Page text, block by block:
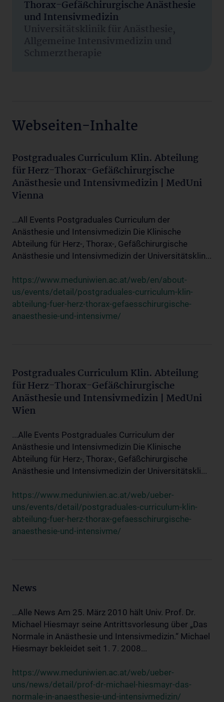
Thorax-Gefäßchirurgische Anästhesie
und Intensivmedizin
Universitätsklinik für Anästhesie,
Allgemeine Intensivmedizin und
Schmerztherapie
Webseiten-Inhalte
Postgraduales Curriculum Klin. Abteilung
für Herz-Thorax-Gefäßchirurgische
Anästhesie und Intensivmedizin | MedUni
Vienna
...All Events Postgraduales Curriculum der
Anästhesie und Intensivmedizin Die Klinische
Abteilung für Herz-, Thorax-, Gefäßchirurgische
Anästhesie und Intensivmedizin der Universitätsklin...
https://www.meduniwien.ac.at/web/en/about-
us/events/detail/postgraduales-curriculum-klin-
abteilung-fuer-herz-thorax-gefaesschirurgische-
anaesthesie-und-intensivme/
Postgraduales Curriculum Klin. Abteilung
für Herz-Thorax-Gefäßchirurgische
Anästhesie und Intensivmedizin | MedUni
Wien
...Alle Events Postgraduales Curriculum der
Anästhesie und Intensivmedizin Die Klinische
Abteilung für Herz-, Thorax-, Gefäßchirurgische
Anästhesie und Intensivmedizin der Universitätskli...
https://www.meduniwien.ac.at/web/ueber-
uns/events/detail/postgraduales-curriculum-klin-
abteilung-fuer-herz-thorax-gefaesschirurgische-
anaesthesie-und-intensivme/
News
...Alle News Am 25. März 2010 hält Univ. Prof. Dr.
Michael Hiesmayr seine Antrittsvorlesung über „Das
Normale in Anästhesie und Intensivmedizin.“ Michael
Hiesmayr bekleidet seit 1. 7. 2008...
https://www.meduniwien.ac.at/web/ueber-
uns/news/detail/prof-dr-michael-hiesmayr-das-
normale-in-anaesthesie-und-intensivmedizin/